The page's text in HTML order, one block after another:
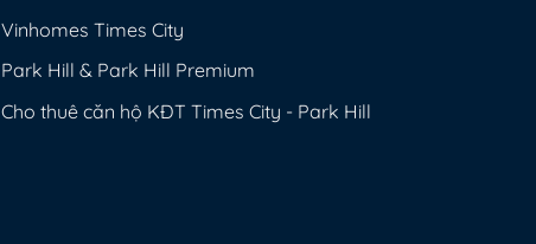
Vinhomes Times City
Park Hill & Park Hill Premium
Cho thuê căn hộ KĐT Times City - Park Hill